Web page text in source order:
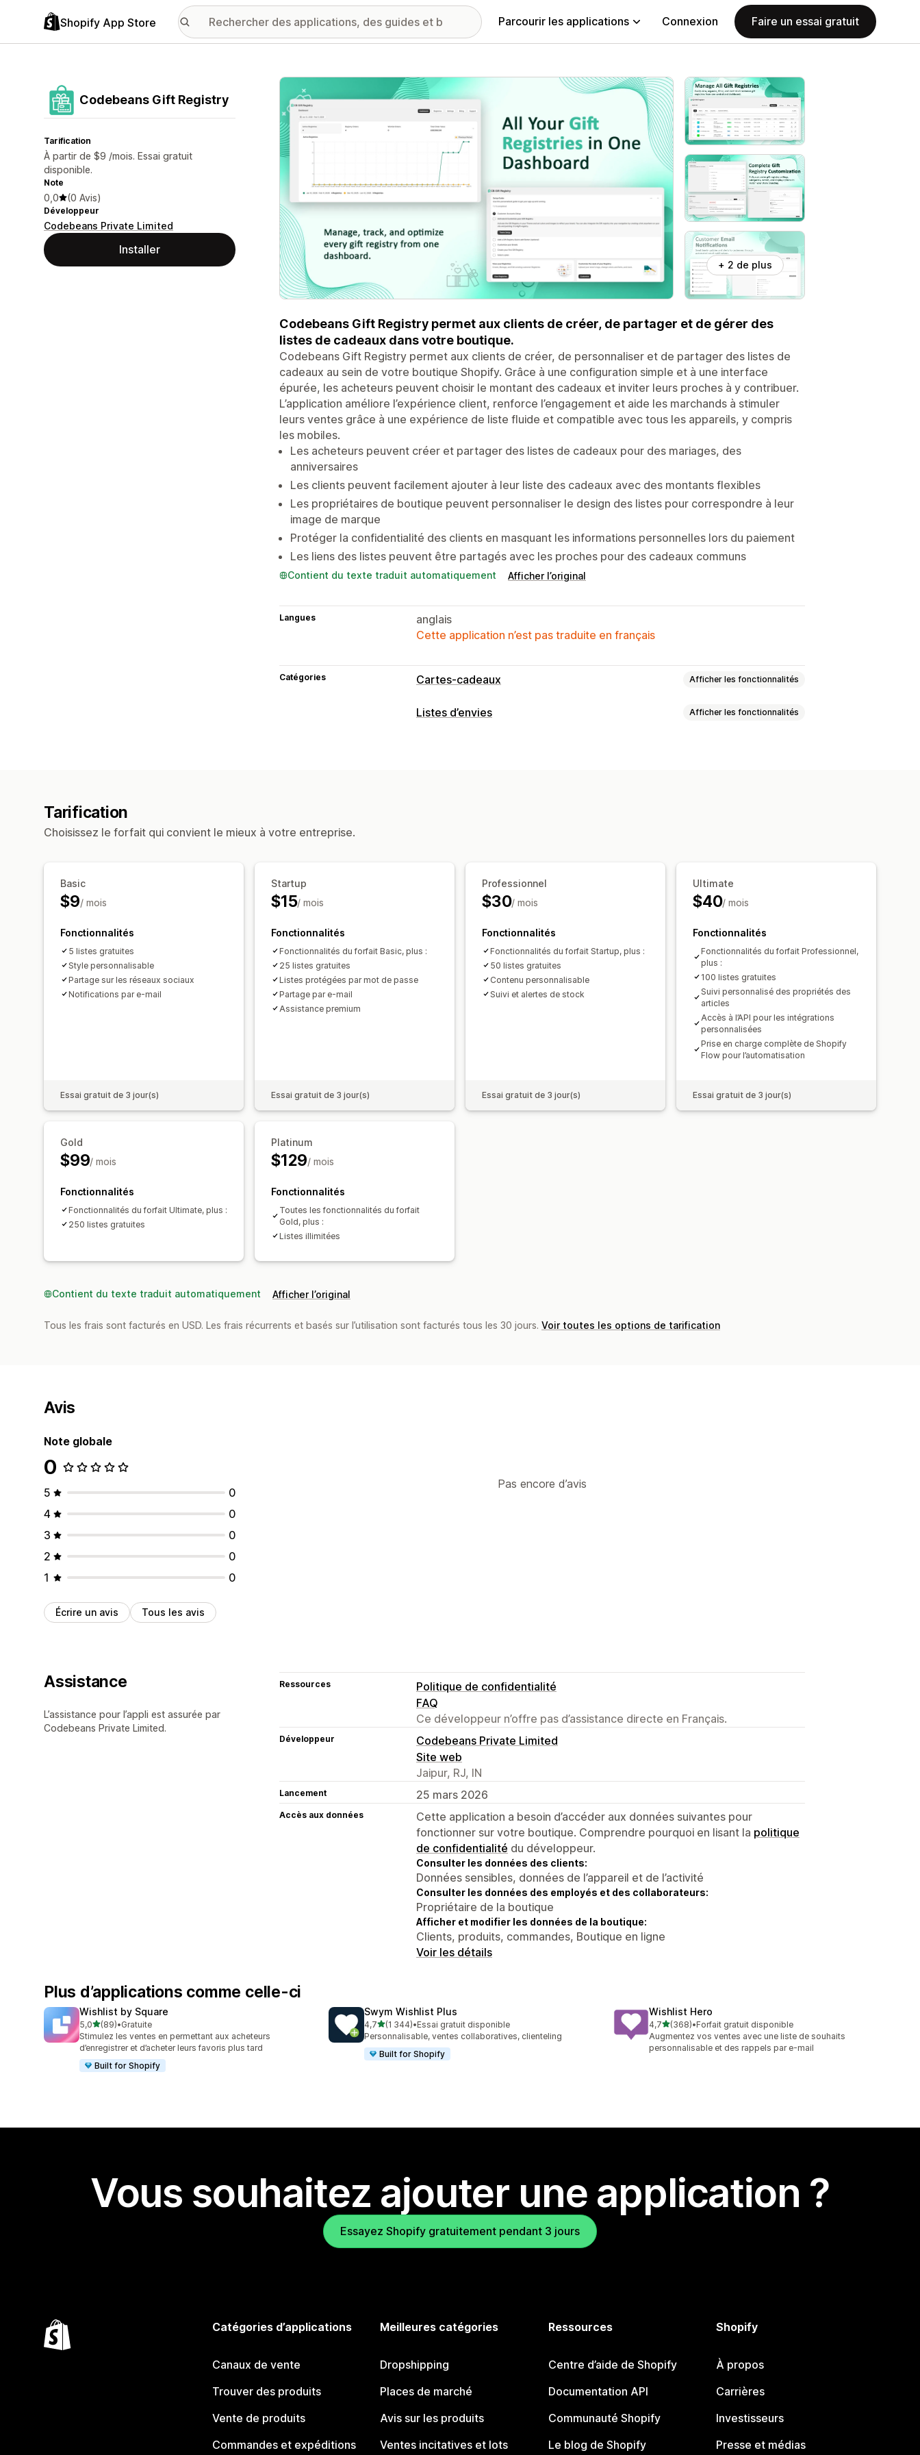
Shopify App Store Parcourir les applications Connexion Faire un essai gratuit
Codebeans Gift Registry
Tarification
À partir de $9 /mois. Essai gratuit
disponible.
Note
0,0 (0 Avis)
Développeur
Codebeans Private Limited
Installer
Galerie d’images vedette
+ 2 de plus
Codebeans Gift Registry permet aux clients de créer, de partager et de gérer des
listes de cadeaux dans votre boutique.
Codebeans Gift Registry permet aux clients de créer, de personnaliser et de partager des listes de
cadeaux au sein de votre boutique Shopify. Grâce à une configuration simple et à une interface
épurée, les acheteurs peuvent choisir le montant des cadeaux et inviter leurs proches à y contribuer.
L’application améliore l’expérience client, renforce l’engagement et aide les marchands à stimuler
leurs ventes grâce à une expérience de liste fluide et compatible avec tous les appareils, y compris
les mobiles.
Les acheteurs peuvent créer et partager des listes de cadeaux pour des mariages, des
anniversaires
Les clients peuvent facilement ajouter à leur liste des cadeaux avec des montants flexibles
Les propriétaires de boutique peuvent personnaliser le design des listes pour correspondre à leur
image de marque
Protéger la confidentialité des clients en masquant les informations personnelles lors du paiement
Les liens des listes peuvent être partagés avec les proches pour des cadeaux communs
Contient du texte traduit automatiquement Afficher l’original
Langues
anglais
Cette application n’est pas traduite en français
Catégories Cartes-cadeaux Afficher les fonctionnalités
Types de cartes
Listes d’envies Afficher les fonctionnalités
Tarification
Choisissez le forfait qui convient le mieux à votre entreprise.
Basic
$9/ mois
Fonctionnalités
5 listes gratuites
Style personnalisable
Partage sur les réseaux sociaux
Notifications par e-mail
Essai gratuit de 3 jour(s)
Startup
$15/ mois
Fonctionnalités
Fonctionnalités du forfait Basic, plus :
25 listes gratuites
Listes protégées par mot de passe
Partage par e-mail
Assistance premium
Essai gratuit de 3 jour(s)
Professionnel
$30/ mois
Fonctionnalités
Fonctionnalités du forfait Startup, plus :
50 listes gratuites
Contenu personnalisable
Suivi et alertes de stock
Essai gratuit de 3 jour(s)
Ultimate
$40/ mois
Fonctionnalités
Fonctionnalités du forfait Professionnel,
plus :
100 listes gratuites
Suivi personnalisé des propriétés des
articles
Accès à l’API pour les intégrations
personnalisées
Prise en charge complète de Shopify
Flow pour l’automatisation
Essai gratuit de 3 jour(s)
Gold
$99/ mois
Fonctionnalités
Fonctionnalités du forfait Ultimate, plus :
250 listes gratuites
Platinum
$129/ mois
Fonctionnalités
Toutes les fonctionnalités du forfait
Gold, plus :
Listes illimitées
Contient du texte traduit automatiquement Afficher l’original
Tous les frais sont facturés en USD. Les frais récurrents et basés sur l’utilisation sont facturés tous les 30 jours. Voir toutes les options de tarification
Avis
Note globale
0
5
0
4
0
3
0
2
0
1
0
Écrire un avis Tous les avis
Pas encore d’avis
Assistance
L’assistance pour l’appli est assurée par
Codebeans Private Limited.
Ressources
Politique de confidentialité
FAQ
Ce développeur n’offre pas d’assistance directe en Français.
Développeur
Codebeans Private Limited
Site web
Jaipur, RJ, IN
Lancement 25 mars 2026
Accès aux données
Cette application a besoin d’accéder aux données suivantes pour
fonctionner sur votre boutique. Comprendre pourquoi en lisant la politique
de confidentialité du développeur.
Consulter les données des clients:
Données sensibles, données de l’appareil et de l’activité
Consulter les données des employés et des collaborateurs:
Propriétaire de la boutique
Afficher et modifier les données de la boutique:
Clients, produits, commandes, Boutique en ligne
Voir les détails
Plus d’applications comme celle-ci
Wishlist by Square
5,0étoile(s) sur 5
(89)
89 avis au total
•Gratuite
Stimulez les ventes en permettant aux acheteurs
d’enregistrer et d’acheter leurs favoris plus tard
Built for Shopify
Swym Wishlist Plus
4,7étoile(s) sur 5
(1 344)
1344 avis au total
•Essai gratuit disponible
Personnalisable, ventes collaboratives, clienteling
Built for Shopify
Wishlist Hero
4,7étoile(s) sur 5
(368)
368 avis au total
•Forfait gratuit disponible
Augmentez vos ventes avec une liste de souhaits
personnalisable et des rappels par e-mail
Vous souhaitez ajouter une application ?
Essayez Shopify gratuitement pendant 3 jours
Catégories d’applications
Canaux de vente
Trouver des produits
Vente de produits
Commandes et expéditions
Meilleures catégories
Dropshipping
Places de marché
Avis sur les produits
Ventes incitatives et lots
Ressources
Centre d’aide de Shopify
Documentation API
Communauté Shopify
Le blog de Shopify
Shopify
À propos
Carrières
Investisseurs
Presse et médias